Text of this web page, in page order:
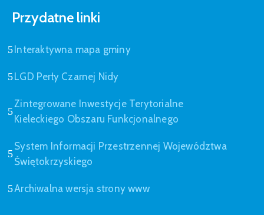
Przydatne linki
Interaktywna mapa gminy
LGD Perły Czarnej Nidy
Zintegrowane Inwestycje Terytorialne
Kieleckiego Obszaru Funkcjonalnego
System Informacji Przestrzennej Województwa
Świętokrzyskiego
Archiwalna wersja strony www